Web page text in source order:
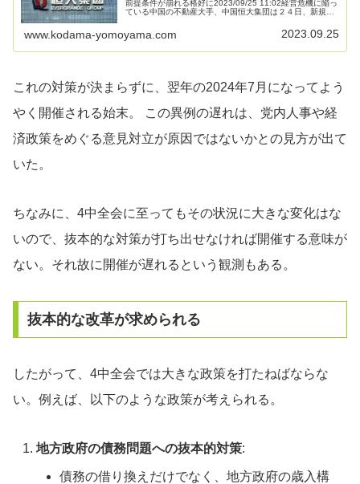
前提条件が崩れる格好に2023/09/25 11:02経営危機に陥っ
ている中国の不動産大手、中国恒大集団は２４日、新規の
www.kodama-yomoyama.com 2023.09.25
これの対策が決まらずに、翌年の2024年7月になってよう
やく開催される始末。 この異例の遅れは、党内人事や経
済政策をめぐる意見対立が原因ではないかとの見方が出て
いた。
ちなみに、4中全会に至ってもその状況に大きな変化はな
いので、抜本的な対策が打ち出せなければ開催する意味が
ない。それ故に開催が遅れるという観測もある。
抜本的な改革が求められる
したがって、4中全会では大きな政策を打たねばならな
い。例えば、以下のような政策が考えられる。
地方政府の債務問題への抜本的対策:
債務の借り換えだけでなく、地方政府の歳入構